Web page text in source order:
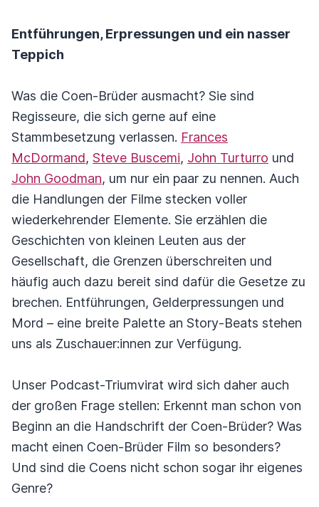
Entführungen, Erpressungen und ein nasser
Teppich
Was die Coen-Brüder ausmacht? Sie sind
Regisseure, die sich gerne auf eine
Stammbesetzung verlassen. Frances
McDormand, Steve Buscemi, John Turturro und
John Goodman, um nur ein paar zu nennen. Auch
die Handlungen der Filme stecken voller
wiederkehrender Elemente. Sie erzählen die
Geschichten von kleinen Leuten aus der
Gesellschaft, die Grenzen überschreiten und
häufig auch dazu bereit sind dafür die Gesetze zu
brechen. Entführungen, Gelderpressungen und
Mord – eine breite Palette an Story-Beats stehen
uns als Zuschauer:innen zur Verfügung.
Unser Podcast-Triumvirat wird sich daher auch
der großen Frage stellen: Erkennt man schon von
Beginn an die Handschrift der Coen-Brüder? Was
macht einen Coen-Brüder Film so besonders?
Und sind die Coens nicht schon sogar ihr eigenes
Genre?